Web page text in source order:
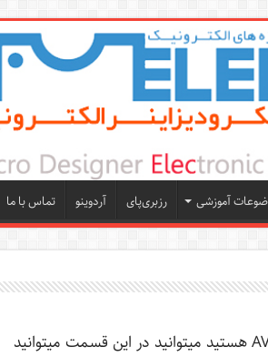
آموزشی رزبری‌پای آردوینو تماس با ما
اگر بدنبال یادگیری برنامه بنویسی میکروکنترلرهای AVR هستید میتوانید در این قسمت میتوانید